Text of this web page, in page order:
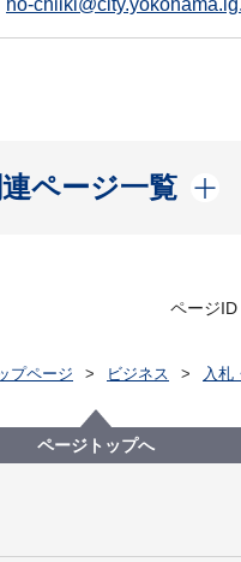
ho-
ページ一覧
開く
ページ
プページ ビジネス
入札
公表】【公募型指名競争入札】
機械室扉修繕
ページトップへ